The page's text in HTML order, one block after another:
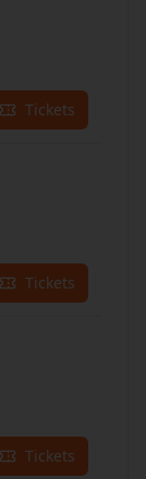
Tickets
Tickets
Tickets